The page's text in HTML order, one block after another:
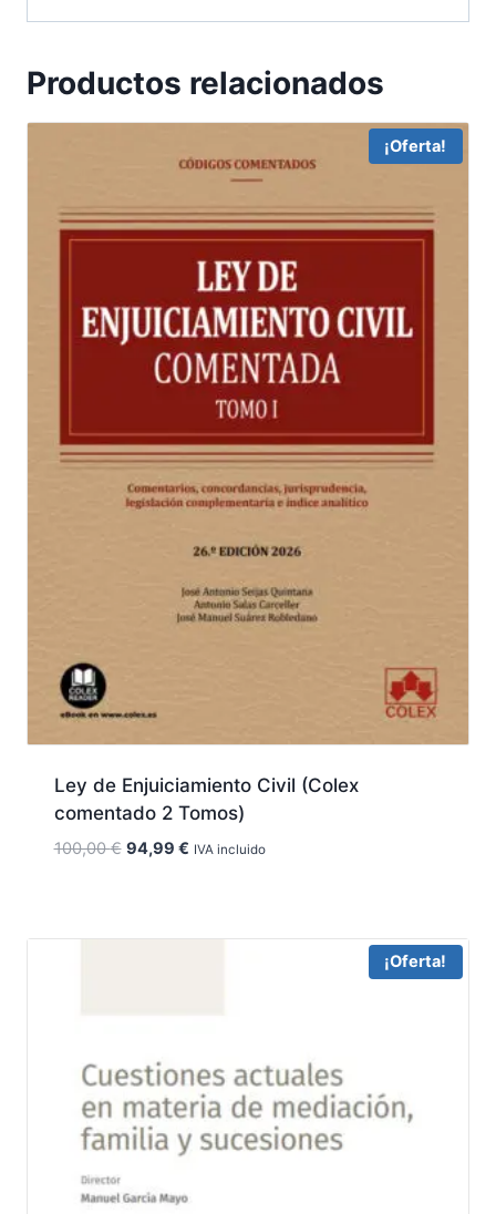
Productos relacionados
¡Oferta!
Ley de Enjuiciamiento Civil (Colex
comentado 2 Tomos)
100,00€ El
94,99 €ElIVA incluido
¡Oferta!